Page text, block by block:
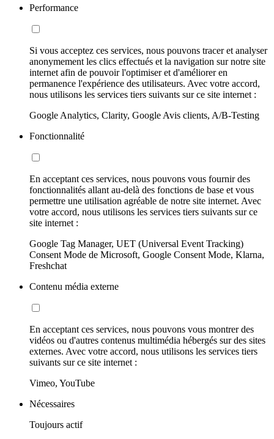
Performance
Si vous acceptez ces services, nous pouvons tracer et analyser
anonymement les clics effectués et la navigation sur notre site
internet afin de pouvoir l'optimiser et d'améliorer en
permanence l'expérience des utilisateurs. Avec votre accord,
nous utilisons les services tiers suivants sur ce site internet :
Google Analytics, Clarity, Google Avis clients, A/B-Testing
Fonctionnalité
En acceptant ces services, nous pouvons vous fournir des
fonctionnalités allant au-delà des fonctions de base et vous
permettre une utilisation agréable de notre site internet. Avec
votre accord, nous utilisons les services tiers suivants sur ce
site internet :
Google Tag Manager, UET (Universal Event Tracking)
Consent Mode de Microsoft, Google Consent Mode, Klarna,
Freshchat
Contenu média externe
En acceptant ces services, nous pouvons vous montrer des
vidéos ou d'autres contenus multimédia hébergés sur des sites
externes. Avec votre accord, nous utilisons les services tiers
suivants sur ce site internet :
Vimeo, YouTube
Nécessaires
Toujours actif